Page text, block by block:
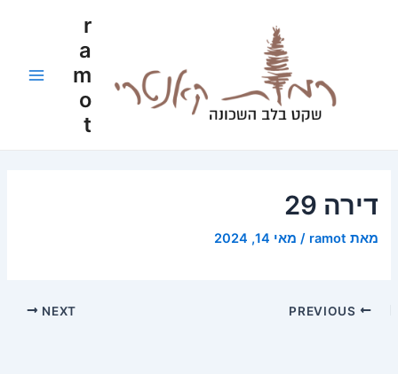
r
a
m
o
t
דירה 29
מאת ramot
/ מאי 14, 2024
NEXT